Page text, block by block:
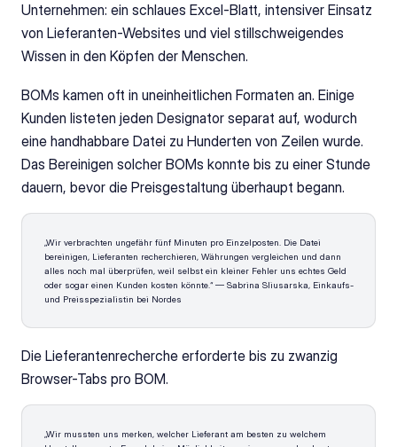
Unternehmen: ein schlaues Excel-Blatt, intensiver Einsatz
von Lieferanten-Websites und viel stillschweigendes
Wissen in den Köpfen der Menschen.
BOMs kamen oft in uneinheitlichen Formaten an. Einige
Kunden listeten jeden Designator separat auf, wodurch
eine handhabbare Datei zu Hunderten von Zeilen wurde.
Das Bereinigen solcher BOMs konnte bis zu einer Stunde
dauern, bevor die Preisgestaltung überhaupt begann.
„Wir verbrachten ungefähr fünf Minuten pro Einzelposten. Die Datei
bereinigen, Lieferanten recherchieren, Währungen vergleichen und dann
alles noch mal überprüfen, weil selbst ein kleiner Fehler uns echtes Geld
oder sogar einen Kunden kosten könnte.“ — Sabrina Sliusarska, Einkaufs-
und Preisspezialistin bei Nordes
Die Lieferantenrecherche erforderte bis zu zwanzig
Browser-Tabs pro BOM.
„Wir mussten uns merken, welcher Lieferant am besten zu welchem